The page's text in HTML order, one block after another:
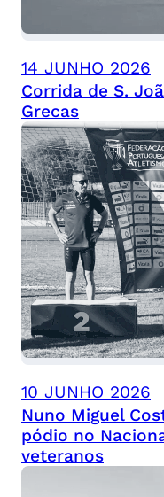
14 JUNHO 2026
Corrida de S.
Grecas
10 JUNHO 2026
Nuno Miguel
pódio no
veteranos